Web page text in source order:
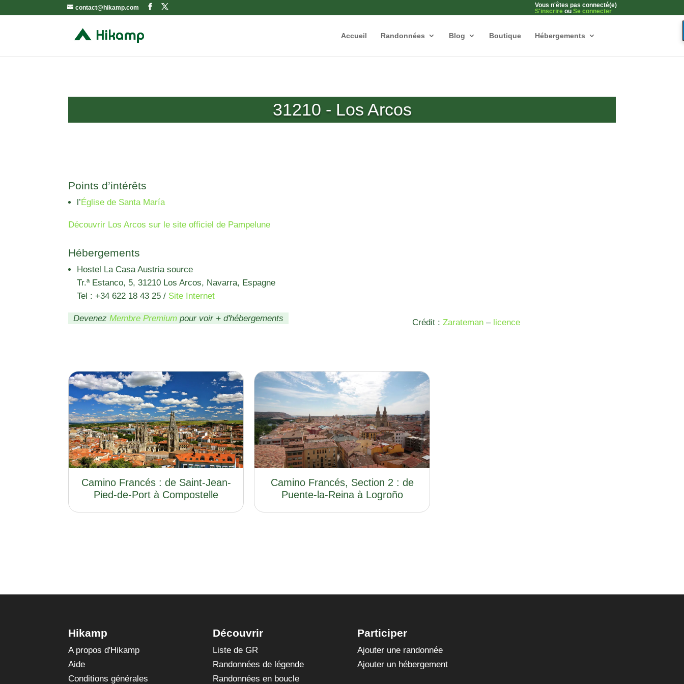
contact@hikamp.com
Vous n'êtes pas connecté(e)
S'inscrire ou Se connecter
Accueil Randonnées Blog Boutique Hébergements
31210 - Los Arcos
Crédit : Zarateman– licence
Points d’intérêts
l’Église de Santa María
Découvrir Los Arcos sur le site officiel de Pampelune
Hébergements
Hostel La Casa Austria source
Tr.ª Estanco, 5, 31210 Los Arcos, Navarra, Espagne
Tel : +34 622 18 43 25 / Site Internet
DevenezMembre Premium pour voir + d'hébergements
Camino Francés : de Saint-Jean-
Pied-de-Port à Compostelle
Camino Francés, Section 2 : de
Puente-la-Reina à Logroño
Hikamp
A propos d'Hikamp
Aide
Conditions générales
Découvrir
Liste de GR
Randonnées de légende
Randonnées en boucle
Participer
Ajouter une randonnée
Ajouter un hébergement